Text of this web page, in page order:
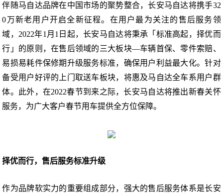
伴随马自达品牌在中国市场的聚势整合，长安马自达将携手32
0万新老用户开启全新征程。在用户最为关注的售后服务领
域， 2022年1 月 1 日起，长安马自达将秉承「标准高起，择优而
行」的原则，在售后领域的三大板块—车辆首保、零件索赔、
易损易耗件保修期升级服务标准，确保用户利益最大化。针对
备受用户好评的上门取送车板块，将惠及马自达全车系用户群
体。此外，在2022春节到来之际，长安马自达将推出新春关怀
服务，为广大客户春节用车提供全方位保障。
择优而行，售后服务标准升级
作为品牌软实力的重要组成部分，强大的售后服务体系是长安